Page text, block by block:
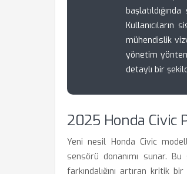
Kullanıcıların
mühendislik
yönetim
detaylı bir
2025 Honda Civic
Yeni nesil Honda Civic
sensörü donanımı sunar.
farkındalığını artıran kritik